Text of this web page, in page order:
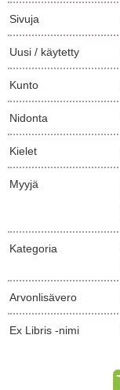
Sivuja
Uusi / käytetty
Kunto
Nidonta
Kielet
Myyjä
Kategoria
Arvonlisävero
Ex Libris -nimi